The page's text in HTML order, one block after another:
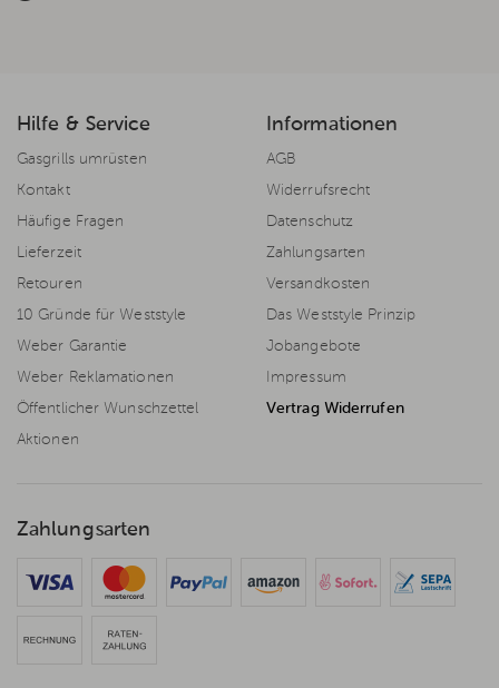
Hilfe & Service
Gasgrills umrüsten
Kontakt
Häufige Fragen
Lieferzeit
Retouren
10 Gründe für Weststyle
Weber Garantie
Weber Reklamationen
Öffentlicher Wunschzettel
Aktionen
Informationen
AGB
Widerrufsrecht
Datenschutz
Zahlungsarten
Versandkosten
Das Weststyle Prinzip
Jobangebote
Impressum
Vertrag Widerrufen
Zahlungsarten